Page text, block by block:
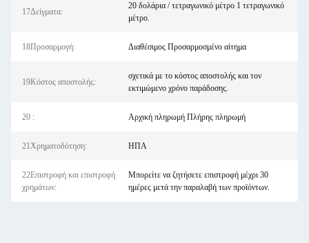
17Δείγματα:
20 δολάρια / τετραγωνικό μέτρο 1 τετραγωνικό
μέτρο.
18Προσαρμογή: Διαθέσιμος Προσαρμοσμένο αίτημα
19Κόστος αποστολής:
σχετικά με το κόστος αποστολής και τον
εκτιμώμενο χρόνο παράδοσης.
20 : Αρχική πληρωμή Πλήρης πληρωμή
21Χρηματοδότηση: ΗΠΑ
22Επιστροφή και επιστροφή
χρημάτων:
Μπορείτε να ζητήσετε επιστροφή μέχρι 30
ημέρες μετά την παραλαβή των προϊόντων.